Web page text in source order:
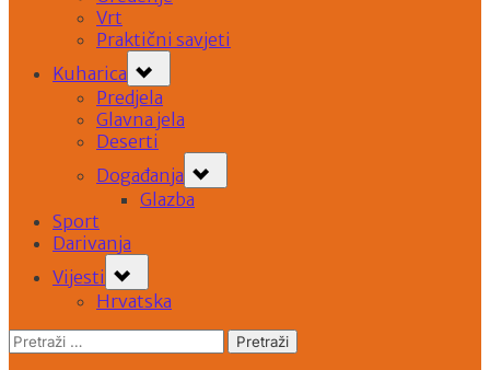
Vrt
Praktični savjeti
Kuharica
sub-
menu
Predjela
Glavna jela
Deserti
Događanja
sub-
menu
Glazba
Sport
Darivanja
Vijesti
sub-
menu
Hrvatska
Pretraži: